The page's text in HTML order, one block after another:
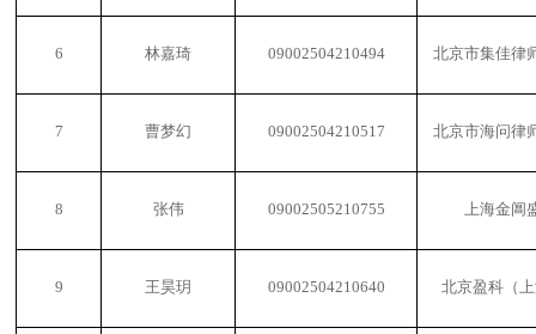
6 林嘉琦 09002504210494 北京市集佳律
7 曹梦幻 09002504210517 北京市海问律
8 张伟 09002505210755 上海金阊
9 王昊玥 09002504210640 北京盈科（